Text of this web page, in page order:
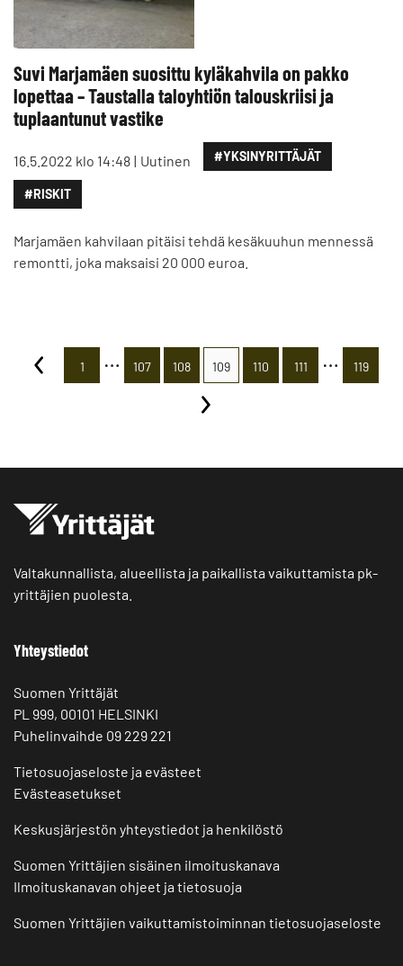
Suvi Marjamäen suosittu kyläkahvila on pakko
lopettaa – Taustalla taloyhtiön talouskriisi ja
tuplaantunut vastike
16.5.2022 klo 14:48 Uutinen #YKSINYRITTÄJÄT
#RISKIT
Marjamäen kahvilaan pitäisi tehdä kesäkuuhun mennessä
remontti, joka maksaisi 20 000 euroa.
1 … 107 108 109 110 111 … 119
Valtakunnallista, alueellista ja paikallista vaikuttamista pk-
yrittäjien puolesta.
Yhteystiedot
Suomen Yrittäjät
PL 999, 00101 HELSINKI
Puhelinvaihde 09 229 221
Tietosuojaseloste ja evästeet
Evästeasetukset
Keskusjärjestön yhteystiedot ja henkilöstö
Suomen Yrittäjien sisäinen ilmoituskanava
Ilmoituskanavan ohjeet ja tietosuoja
Suomen Yrittäjien vaikuttamistoiminnan tietosuojaseloste